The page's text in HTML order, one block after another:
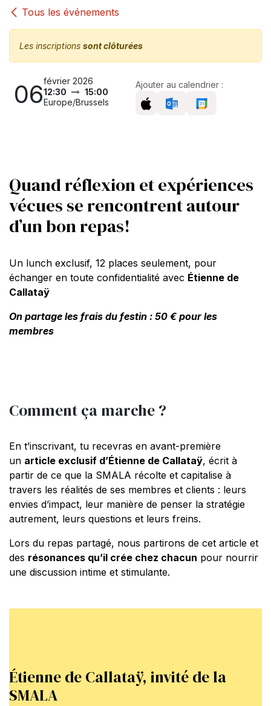
Tous les événements
Les inscriptions sont clôturées
06février 2026
12:30
15:00
Europe/Brussels
Ajouter au calendrier :
Quand réflexion et expériences
vécues se rencontrent autour
d’un bon repas!
Un lunch exclusif, 12 places seulement, pour
échanger en toute confidentialité avec Étienne de
Callataÿ
On partage les frais du festin : 50 € pour les
membres
Comment ça marche ?
En t’inscrivant, tu recevras en avant-première
un article exclusif d’Étienne de Callataÿ, écrit à
partir de ce que la SMALA récolte et capitalise à
travers les réalités de ses membres et clients : leurs
envies d’impact, leur manière de penser la stratégie
autrement, leurs questions et leurs freins.
Lors du repas partagé, nous partirons de cet article et
des résonances qu’il crée chez chacun pour nourrir
une discussion intime et stimulante.
Étienne de Callataÿ, invité de la
SMALA